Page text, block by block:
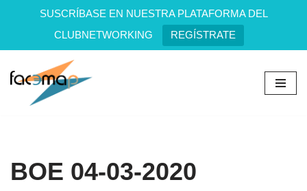
SUSCRÍBASE EN NUESTRA PLATAFORMA DEL
CLUBNETWORKING
REGÍSTRATE
Saltar
BOE 04-03-2020